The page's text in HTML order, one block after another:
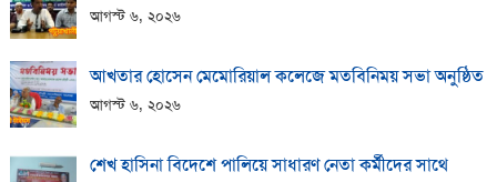
আগস্ট ৬, ২০২৬
আখতার হোসেন মেমোরিয়াল কলেজে মতবিনিময় সভা অনুষ্ঠিত
আগস্ট ৬, ২০২৬
শেখ হাসিনা বিদেশে পালিয়ে সাধারণ নেতা কর্মীদের সাথে